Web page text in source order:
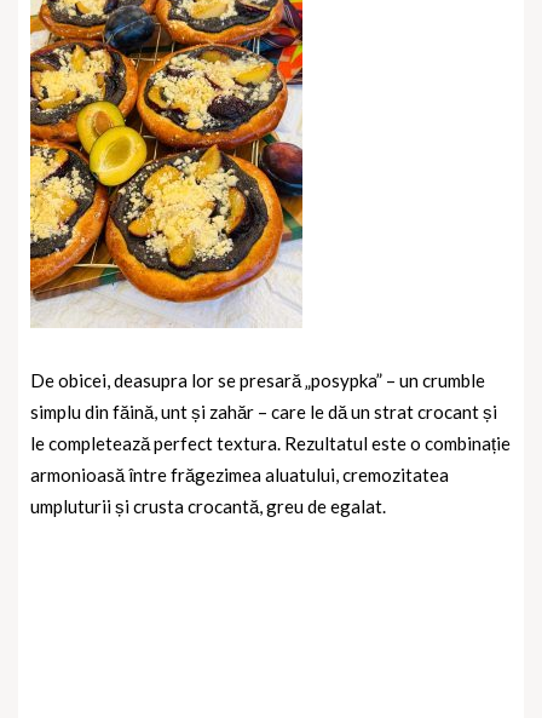
De obicei, deasupra lor se presară „posypka” – un crumble
simplu din făină, unt și zahăr – care le dă un strat crocant și
le completează perfect textura. Rezultatul este o combinație
armonioasă între frăgezimea aluatului, cremozitatea
umpluturii și crusta crocantă, greu de egalat.